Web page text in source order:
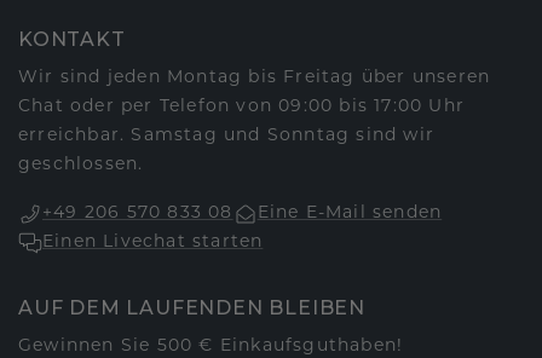
KONTAKT
Wir sind jeden Montag bis Freitag über unseren
Chat oder per Telefon von 09:00 bis 17:00 Uhr
erreichbar. Samstag und Sonntag sind wir
geschlossen.
+49 206 570 833 08
Eine E-Mail senden
Einen Livechat starten
AUF DEM LAUFENDEN BLEIBEN
Gewinnen Sie 500 € Einkaufsguthaben!